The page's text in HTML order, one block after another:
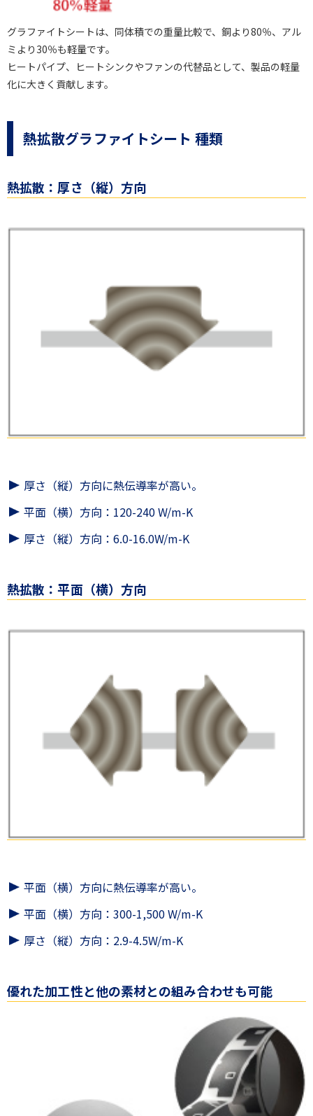
グラファイトシートは、同体積での重量比較で、銅より80％、アル
ミより30％も軽量です。
ヒートパイプ、ヒートシンクやファンの代替品として、製品の軽量
化に大きく貢献します。
熱拡散グラファイトシート 種類
熱拡散：厚さ（縦）方向
厚さ（縦）方向に熱伝導率が高い。
平面（横）方向：120-240 W/m-K
厚さ（縦）方向：6.0-16.0W/m-K
熱拡散：平面（横）方向
平面（横）方向に熱伝導率が高い。
平面（横）方向：300-1,500 W/m-K
厚さ（縦）方向：2.9-4.5W/m-K
優れた加工性と他の素材との組み合わせも可能